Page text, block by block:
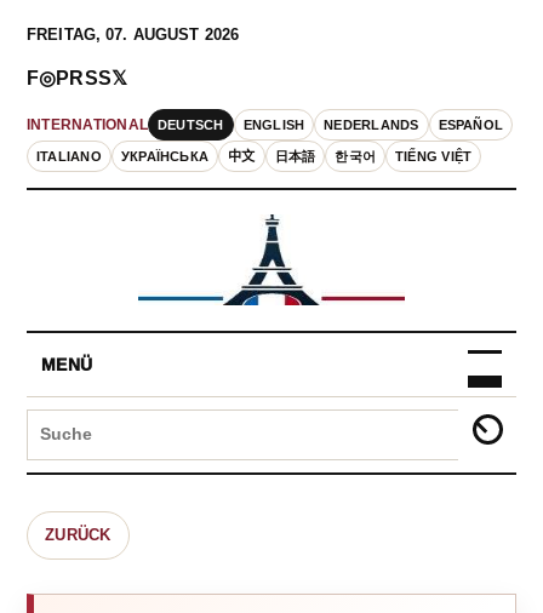
FREITAG, 07. AUGUST 2026
INTERNATIONAL DEUTSCH ENGLISH NEDERLANDS ESPAÑOL
ITALIANO УКРАЇНСЬКА 中文 日本語 한국어 TIẾNG VIỆT
F◎PRSS𝕏
MENÜ
ZURÜCK